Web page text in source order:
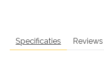
Specificaties